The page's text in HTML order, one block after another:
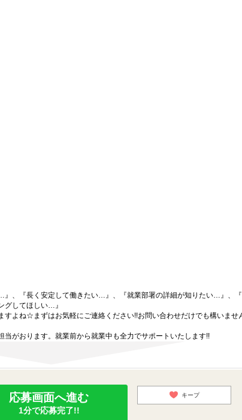
』、『長く安定して働きたい…』、『就業部署の詳細が知りたい…』、
グしてほしい…』
すよね☆まずはお気軽にご連絡ください!!お問い合わせだけでも構いませ
当がおります。就業前から就業中も全力でサポートいたします!!
応募画面へ進む
1分で応募完了!!
キープ